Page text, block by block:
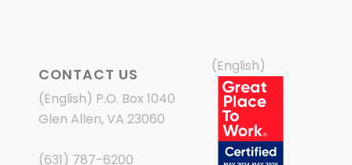
CONTACT US
(English) P.O. Box 1040
Glen Allen, VA 23060
(631) 787-6200
(English)